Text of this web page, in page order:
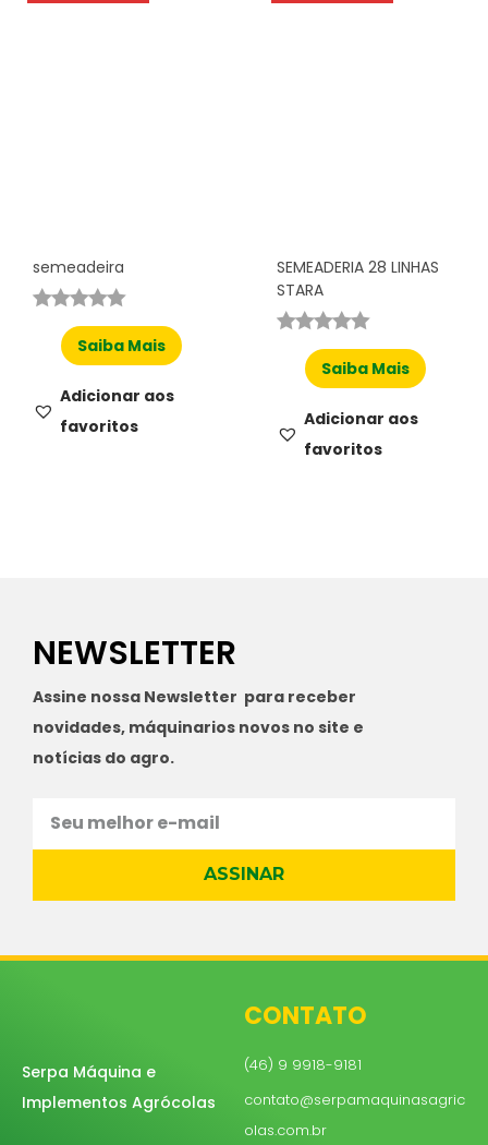
semeadeira
Saiba Mais
Adicionar aos
favoritos
SEMEADERIA 28 LINHAS
STARA
Saiba Mais
Adicionar aos
favoritos
NEWSLETTER
Assine nossa Newsletter para receber
novidades, máquinarios novos no site e
notícias do agro.
ASSINAR
Serpa Máquina e
Implementos Agrócolas
CONTATO
(46) 9 9918-9181
contato@serpamaquinasagric
olas.com.br